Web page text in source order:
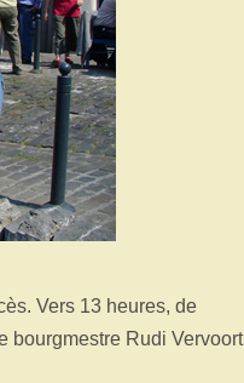
Vers 13 heures, de
bourgmestre Rudi Vervoort